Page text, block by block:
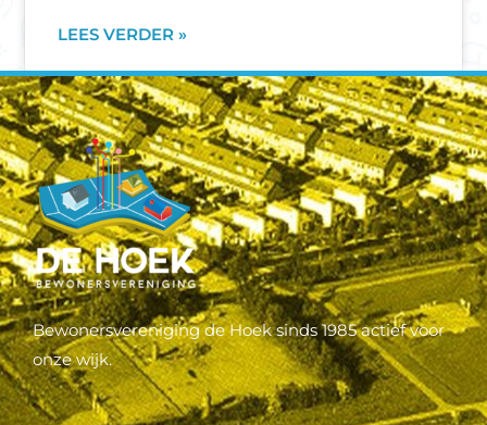
LEES VERDER »
Bewonersvereniging de Hoek sinds 1985 actief voor
onze wijk.